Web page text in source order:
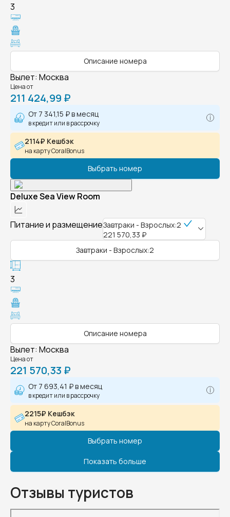
3
Описание номера
Вылет: Москва
Цена от
211 424,99 ₽
От 7 341,15 ₽в месяц
в кредит или в рассрочку
2114₽ Кешбэк
на карту CoralBonus
Выбрать номер
Deluxe Sea View Room
Питание и размещениеЗавтраки - Взрослых:2
221 570,33 ₽
Завтраки - Взрослых:2
3
Описание номера
Вылет: Москва
Цена от
221 570,33 ₽
От 7 693,41 ₽в месяц
в кредит или в рассрочку
2215₽ Кешбэк
на карту CoralBonus
Выбрать номер
Показать больше
Отзывы туристов